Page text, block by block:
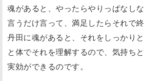
魂があると、やったらやりっぱなしな
言うだけ言って、満足したらそれで終
丹田に魂があると、それをしっかり
と体でそれを理解するので、気持ち
実効ができるのです。